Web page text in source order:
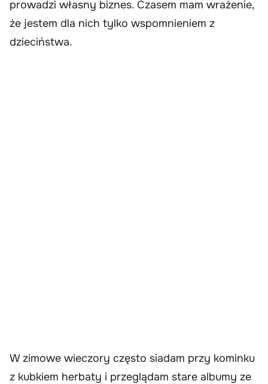
prowadzi własny biznes. Czasem mam wrażenie,
że jestem dla nich tylko wspomnieniem z
dzieciństwa.
W zimowe wieczory często siadam przy kominku
z kubkiem herbaty i przeglądam stare albumy ze